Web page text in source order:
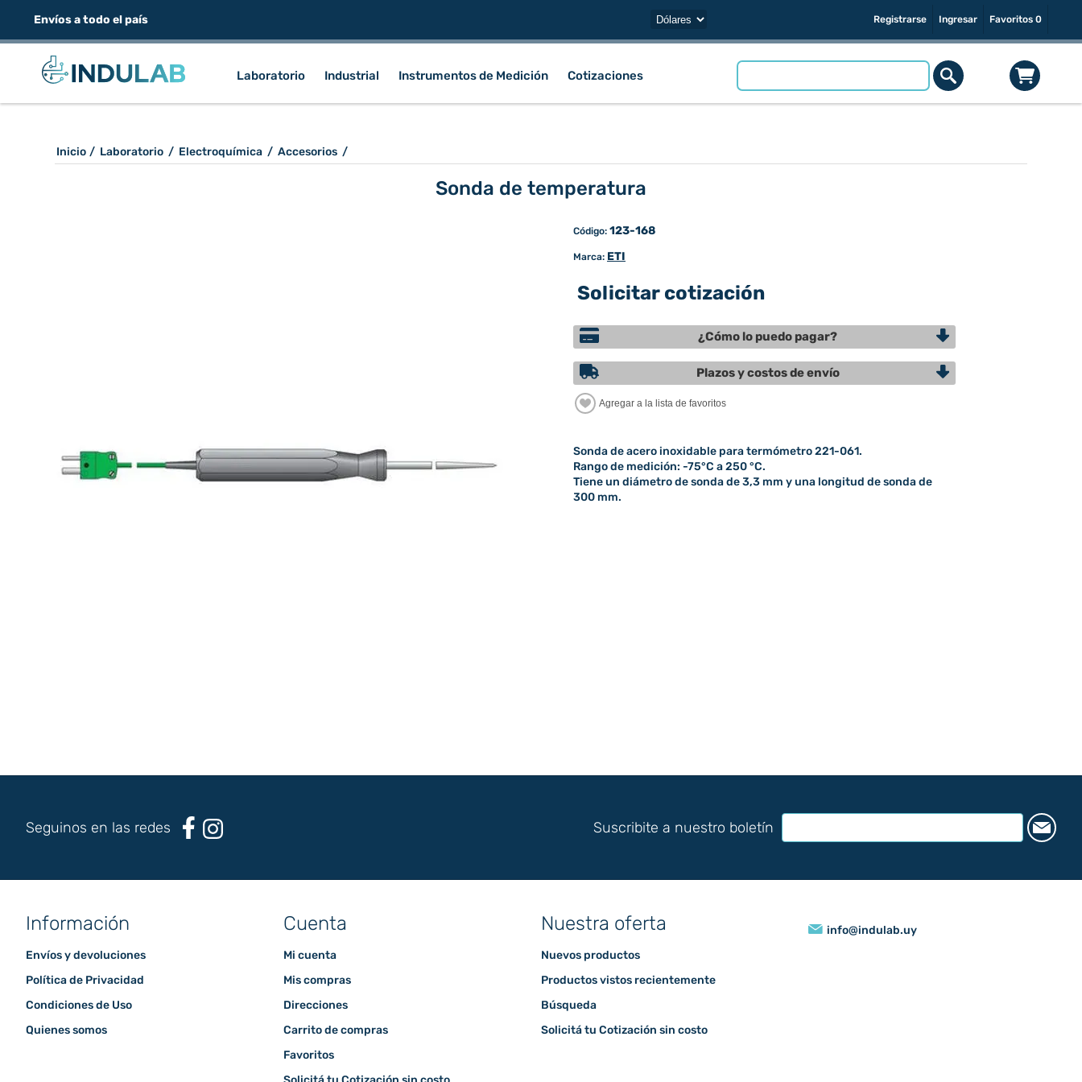
Envíos a todo el país Registrarse Ingresar Favoritos 0
Laboratorio Industrial Instrumentos de Medición Cotizaciones
Inicio / Laboratorio / Electroquímica / Accesorios /
Sonda de temperatura
Código: 123-168
Marca: ETI
Solicitar cotización
¿Cómo lo puedo pagar?
Plazos y costos de envío
Sonda de acero inoxidable para termómetro 221-061.
Rango de medición: -75°C a 250 °C.
Tiene un diámetro de sonda de 3,3 mm y una longitud de sonda de
300 mm.
Seguinos en las redes Suscribite a nuestro boletín
Información
Envíos y devoluciones
Política de Privacidad
Condiciones de Uso
Quienes somos
Cuenta
Mi cuenta
Mis compras
Direcciones
Carrito de compras
Favoritos
Nuestra oferta
Nuevos productos
Productos vistos recientemente
Búsqueda
Solicitá tu Cotización sin costo
info@indulab.uy